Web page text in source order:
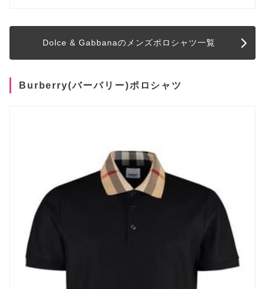
Dolce & Gabbanaのメンズポロシャツ一覧
Burberry(バーバリー)ポロシャツ